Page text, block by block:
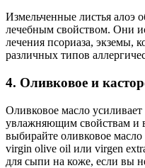
Измельченные листья алоэ
лечебным свойством. Они
лечения псориаза, экземы,
различных типов
4. Оливковое и
Оливковое масло
увлажняющим свойствам и
выбирайте оливковое масло
virgin olive oil или virgen
для сыпи на коже, если вы